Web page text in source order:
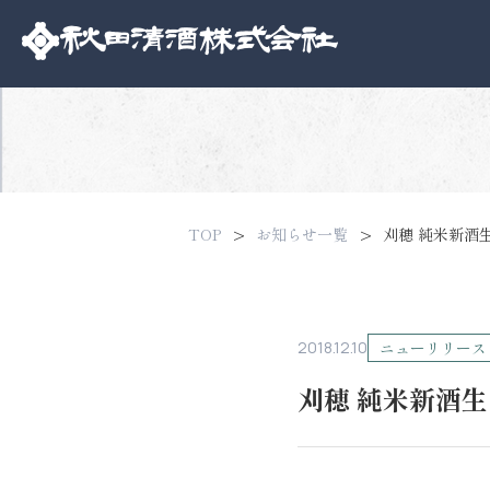
TOP お知らせ一覧 刈穂 純米新酒
2018.12.10 ニューリリース
刈穂 純米新酒